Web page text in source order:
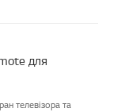
для
телевізора та